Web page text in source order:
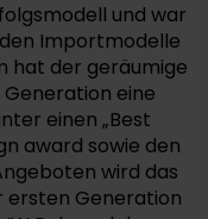
und war
Importmodelle
hat der geräumige
eine
einen „Best
award sowie den
wird das
ersten Generation